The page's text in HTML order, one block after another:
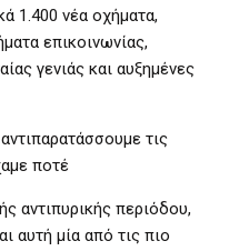
1.400 νέα οχήματα,
επικοινωνίας,
γενιάς και αυξημένες
τις
ποτέ
αντιπυρικής περιόδου,
αυτή μία από τις πιο